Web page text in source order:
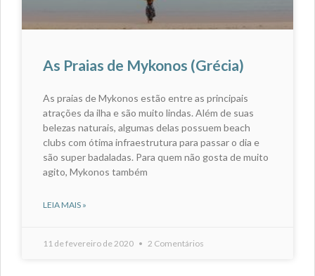
As Praias de Mykonos (Grécia)
As praias de Mykonos estão entre as principais
atrações da ilha e são muito lindas. Além de suas
belezas naturais, algumas delas possuem beach
clubs com ótima infraestrutura para passar o dia e
são super badaladas. Para quem não gosta de muito
agito, Mykonos também
LEIA MAIS »
11 de fevereiro de 2020 2 Comentários